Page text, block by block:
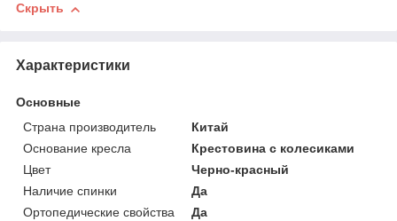
Скрыть
Характеристики
Основные
Страна производитель
Китай
Основание кресла
Крестовина с колесиками
Цвет
Черно-красный
Наличие спинки
Да
Ортопедические свойства
Да